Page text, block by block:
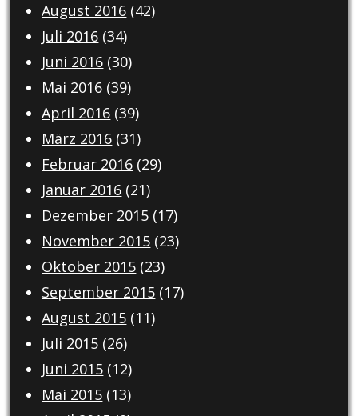
August 2016 (42)
Juli 2016 (34)
Juni 2016 (30)
Mai 2016 (39)
April 2016 (39)
März 2016 (31)
Februar 2016 (29)
Januar 2016 (21)
Dezember 2015 (17)
November 2015 (23)
Oktober 2015 (23)
September 2015 (17)
August 2015 (11)
Juli 2015 (26)
Juni 2015 (12)
Mai 2015 (13)